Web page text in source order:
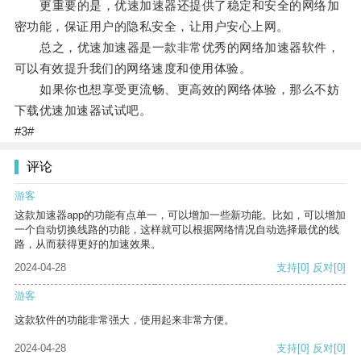
更重要的是，优速加速器还提供了稳定和安全的网络加
密功能，保证用户的隐私安全，让用户安心上网。
总之，优速加速器是一款非常优秀的网络加速器软件，
可以有效提升我们的网络速度和使用体验。
如果你也想享受更流畅、更高效的网络体验，那么不妨
下载优速加速器试试吧。
#3#
评论
游客
这款加速器app的功能有点单一，可以增加一些新功能。比如，可以增加
一个自动切换线路的功能，这样就可以根据网络情况自动选择最优的线
路，从而获得更好的加速效果。
2024-04-28
支持[0] 反对[0]
游客
这款软件的功能非常强大，使用起来非常方便。
2024-04-28 支持[0] 反对[0]